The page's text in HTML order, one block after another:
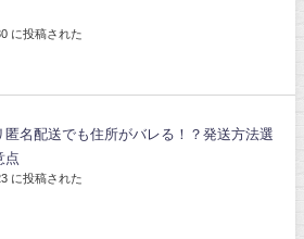
に投稿された
匿名配送でも住所がバレる！？発送方法選
点
に投稿された